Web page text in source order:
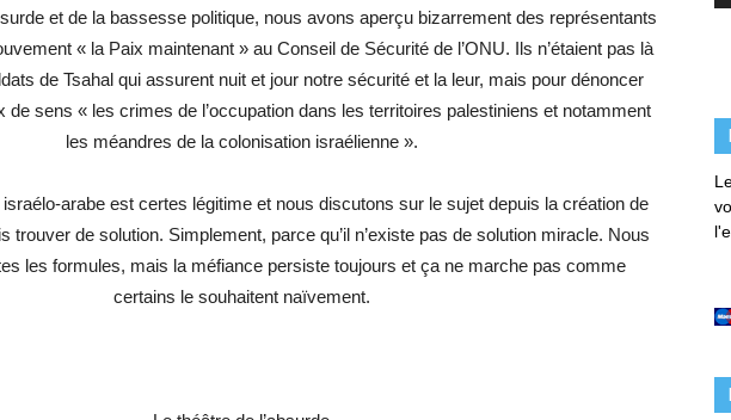
et de la bassesse politique, nous avons aperçu bizarrement des représentants
« la Paix maintenant » au Conseil de Sécurité de l’ONU. Ils n’étaient pas là
de Tsahal qui assurent nuit et jour notre sécurité et la leur, mais pour dénoncer
de sens « les crimes de l’occupation dans les territoires palestiniens et notamment
les méandres de la colonisation israélienne ».
arabe est certes légitime et nous discutons sur le sujet depuis la création de
trouver de solution. Simplement, parce qu’il n’existe pas de solution miracle. Nous
les formules, mais la méfiance persiste toujours et ça ne marche pas comme
certains le souhaitent naïvement.